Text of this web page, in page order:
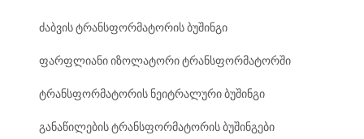
ძაბვის ტრანსფორმატორის ბუშინგი
ფარფლიანი იზოლატორი ტრანსფორმატორში
ტრანსფორმატორის ნეიტრალური ბუშინგი
განაწილების ტრანსფორმატორის ბუშინგები